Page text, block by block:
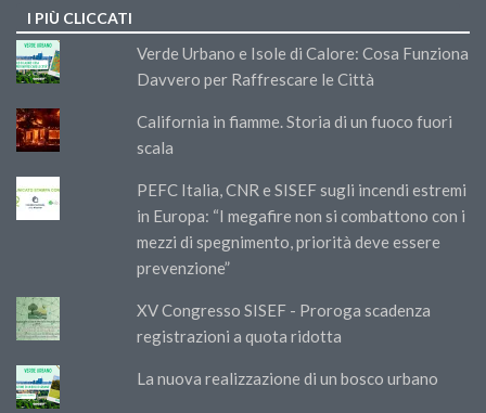
I PIÙ CLICCATI
Verde Urbano e Isole di Calore: Cosa Funziona
Davvero per Raffrescare le Città
California in fiamme. Storia di un fuoco fuori
scala
PEFC Italia, CNR e SISEF sugli incendi estremi
in Europa: “I megafire non si combattono con i
mezzi di spegnimento, priorità deve essere
prevenzione”
XV Congresso SISEF - Proroga scadenza
registrazioni a quota ridotta
La nuova realizzazione di un bosco urbano